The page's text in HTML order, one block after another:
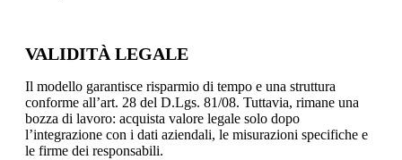
VALIDITÀ LEGALE
Il modello garantisce risparmio di tempo e una struttura
conforme all’art. 28 del D.Lgs. 81/08. Tuttavia, rimane una
bozza di lavoro: acquista valore legale solo dopo
l’integrazione con i dati aziendali, le misurazioni specifiche e
le firme dei responsabili.